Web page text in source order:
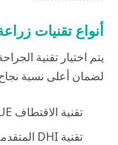
أنواع تقنيات
يتم اختيار تقنية
لضمان أعلى نسبة
تقنية الاقتطاف FUE لمختلف الأعمار وخاصة الشباب.
تقنية DHI المتقدمة لتكثيف الشعر دون حلاقة.